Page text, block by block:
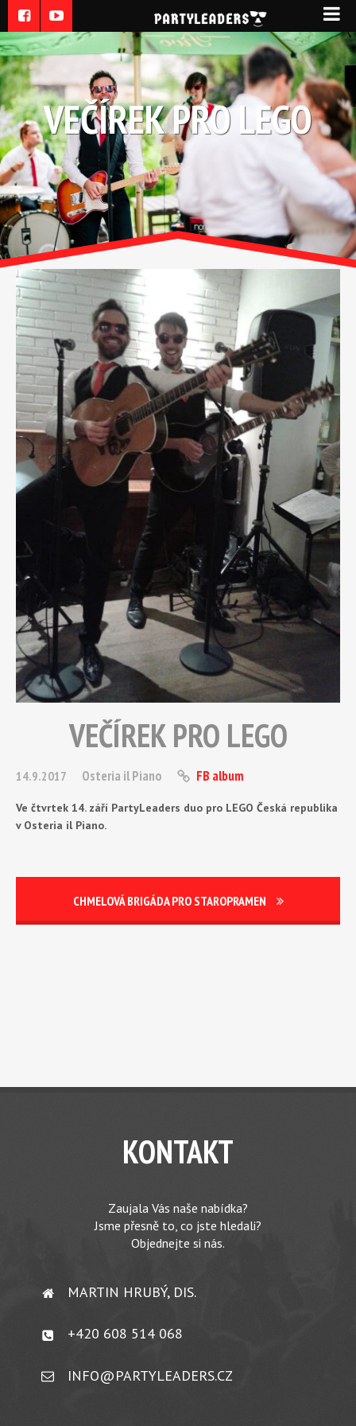
VEČÍREK PRO LEGO
VEČÍREK PRO LEGO
14.9.2017 Osteria il Piano FB album
Ve čtvrtek 14. září PartyLeaders duo pro LEGO Česká republika
v Osteria il Piano.
CHMELOVÁ BRIGÁDA PRO STAROPRAMEN
KONTAKT
Zaujala Vás naše nabídka?
Jsme přesně to, co jste hledali?
Objednejte si nás.
MARTIN HRUBÝ, DIS.
+420 608 514 068
INFO@PARTYLEADERS.CZ